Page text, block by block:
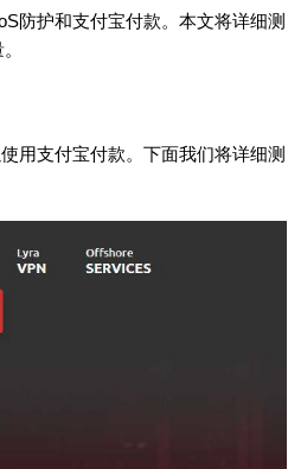
防护和支付宝付款。本文将详细测
用支付宝付款。下面我们将详细测